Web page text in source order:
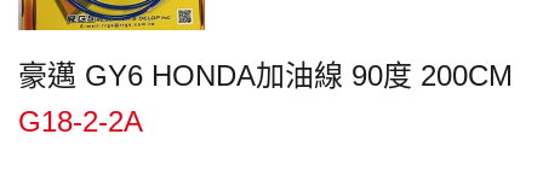
豪邁 GY6 HONDA加油線 90度 200CM
G18-2-2A